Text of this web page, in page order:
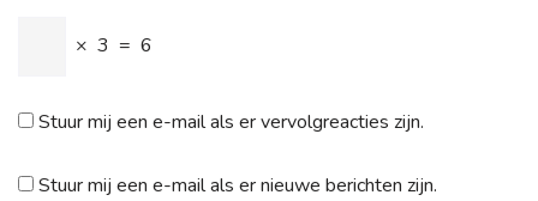
× 3 = 6
Stuur mij een e-mail als er vervolgreacties zijn.
Stuur mij een e-mail als er nieuwe berichten zijn.